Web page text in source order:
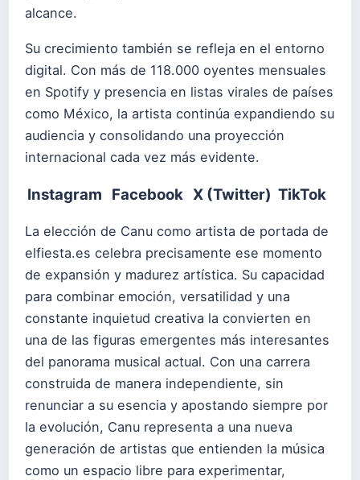
alcance.
Su crecimiento también se refleja en el entorno
digital. Con más de 118.000 oyentes mensuales
en Spotify y presencia en listas virales de países
como México, la artista continúa expandiendo su
audiencia y consolidando una proyección
internacional cada vez más evidente.
Instagram Facebook X (Twitter) TikTok
La elección de Canu como artista de portada de
elfiesta.es celebra precisamente ese momento
de expansión y madurez artística. Su capacidad
para combinar emoción, versatilidad y una
constante inquietud creativa la convierten en
una de las figuras emergentes más interesantes
del panorama musical actual. Con una carrera
construida de manera independiente, sin
renunciar a su esencia y apostando siempre por
la evolución, Canu representa a una nueva
generación de artistas que entienden la música
como un espacio libre para experimentar,